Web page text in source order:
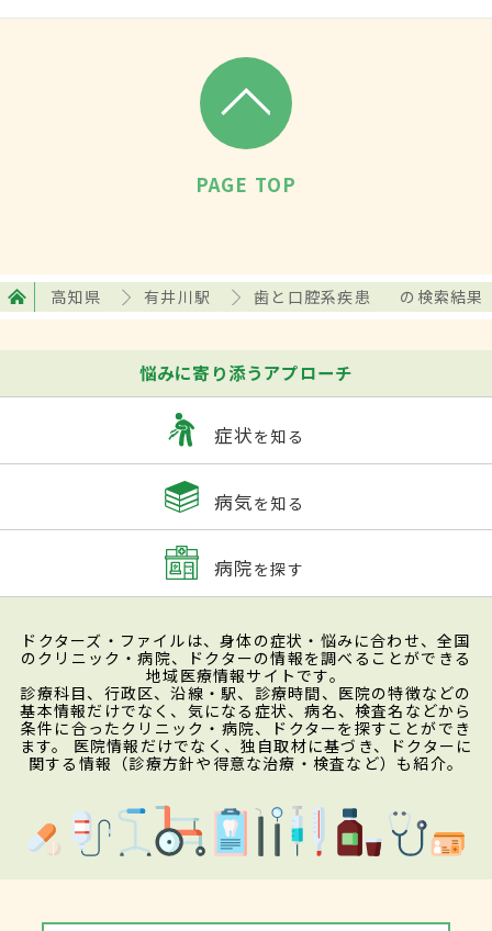
PAGE TOP
高知県 有井川駅 歯と口腔系疾患 の検索結果
悩みに寄り添うアプローチ
症状を知る
病気を知る
病院を探す
ドクターズ・ファイルは、身体の症状・悩みに合わせ、全国
のクリニック・病院、ドクターの情報を調べることができる
地域医療情報サイトです。
診療科目、行政区、沿線・駅、診療時間、医院の特徴などの
基本情報だけでなく、気になる症状、病名、検査名などから
条件に合ったクリニック・病院、ドクターを探すことができ
ます。 医院情報だけでなく、独自取材に基づき、ドクターに
関する情報（診療方針や得意な治療・検査など）も紹介。